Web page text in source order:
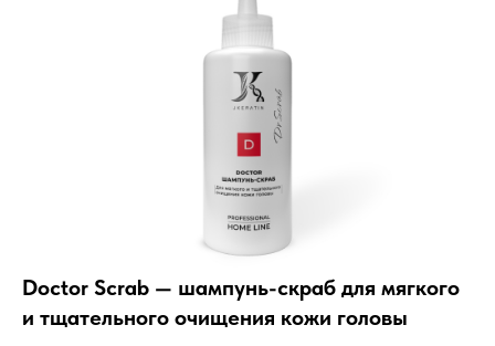
Doctor Scrab — шампунь-скраб для мягкого
и тщательного очищения кожи головы